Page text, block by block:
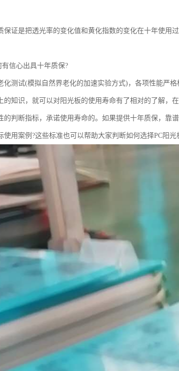
保证是把透光率的变化值和黄化指数的变化在十年使用
有信心出具十年质保?
化测试(模拟自然界老化的加速实验方式)，各项性能严格
的知识，就可以对阳光板的使用寿命有了相对的了解，
的判断指标，承诺使用寿命的。如果提供十年质保，靠
使用案例?这些标准也可以帮助大家判断如何选择PC阳光